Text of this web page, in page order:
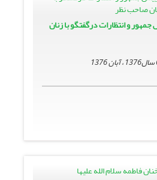
و انتظارات درگفتگو با زنان